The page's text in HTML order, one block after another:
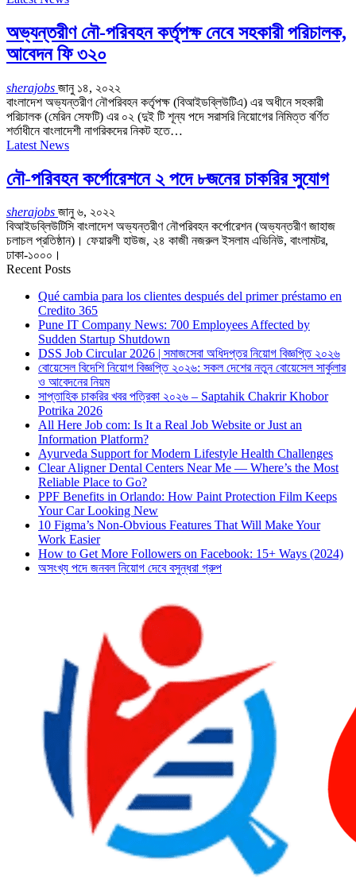
অভ্যন্তরীণ নৌ-পরিবহন কর্তৃপক্ষ নেবে সহকারী পরিচালক,
আবেদন ফি ৩২০
sherajobs জানু ১৪, ২০২২
বাংলাদেশ অভ্যন্তরীণ নৌপরিবহন কর্তৃপক্ষ (বিআইডব্লিউটিএ) এর অধীনে সহকারী
পরিচালক (মেরিন সেফটি) এর ০২ (দুই টি শূন্য পদে সরাসরি নিয়ােগের নিমিত্ত বর্ণিত
শর্তাধীনে বাংলাদেশী নাগরিকদের নিকট হতে…
Latest News
নৌ-পরিবহন কর্পোরেশনে ২ পদে ৮জনের চাকরির সুযোগ
sherajobs জানু ৬, ২০২২
বিআইডব্লিউটিসি বাংলাদেশ অভ্যন্তরীণ নৌপরিবহন কর্পোরেশন (অভ্যন্তরীণ জাহাজ
চলাচল প্রতিষ্ঠান)। ফেয়ারলী হাউজ, ২৪ কাজী নজরুল ইসলাম এভিনিউ, বাংলামটর,
ঢাকা-১০০০।
Recent Posts
Qué cambia para los clientes después del primer préstamo en
Credito 365
Pune IT Company News: 700 Employees Affected by
Sudden Startup Shutdown
DSS Job Circular 2026 | সমাজসেবা অধিদপ্তর নিয়োগ বিজ্ঞপ্তি ২০২৬
বোয়েসেল বিদেশি নিয়োগ বিজ্ঞপ্তি ২০২৬: সকল দেশের নতুন বোয়েসেল সার্কুলার
ও আবেদনের নিয়ম
সাপ্তাহিক চাকরির খবর পত্রিকা ২০২৬ – Saptahik Chakrir Khobor
Potrika 2026
All Here Job com: Is It a Real Job Website or Just an
Information Platform?
Ayurveda Support for Modern Lifestyle Health Challenges
Clear Aligner Dental Centers Near Me — Where’s the Most
Reliable Place to Go?
PPF Benefits in Orlando: How Paint Protection Film Keeps
Your Car Looking New
10 Figma’s Non-Obvious Features That Will Make Your
Work Easier
How to Get More Followers on Facebook: 15+ Ways (2024)
অসংখ্য পদে জনবল নিয়োগ দেবে বসুন্ধরা গ্রুপ